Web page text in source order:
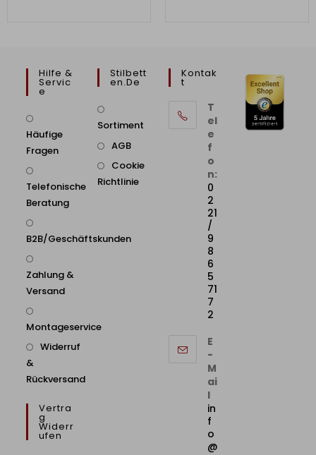
Hilfe &
Servic
E
Häufige
Fragen
Telefonische
Beratung
B2B/Geschäftskunden
Zahlung &
Versand
Montageservice
Widerruf
&
Rückversand
Vertra
G
Widerr
Ufen
Stilbett
En.de
Sortiment
AGB
Cookie
Richtlinie
Kontak
T
T
el
e
f
o
n:
0
2
21
/
9
8
6
5
71
7
2
E
-
M
ai
l
in
f
o
@